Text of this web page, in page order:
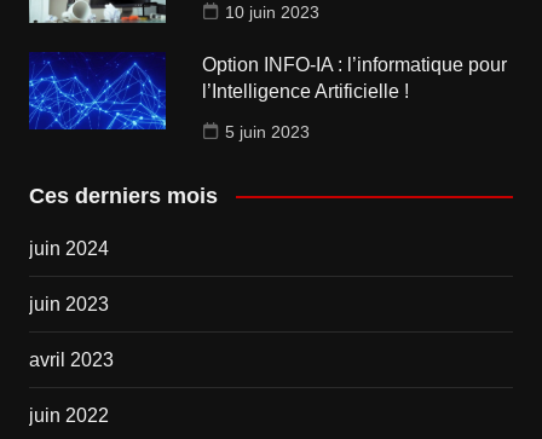
10 juin 2023
Option INFO-IA : l’informatique pour
l’Intelligence Artificielle !
5 juin 2023
Ces derniers mois
juin 2024
juin 2023
avril 2023
juin 2022